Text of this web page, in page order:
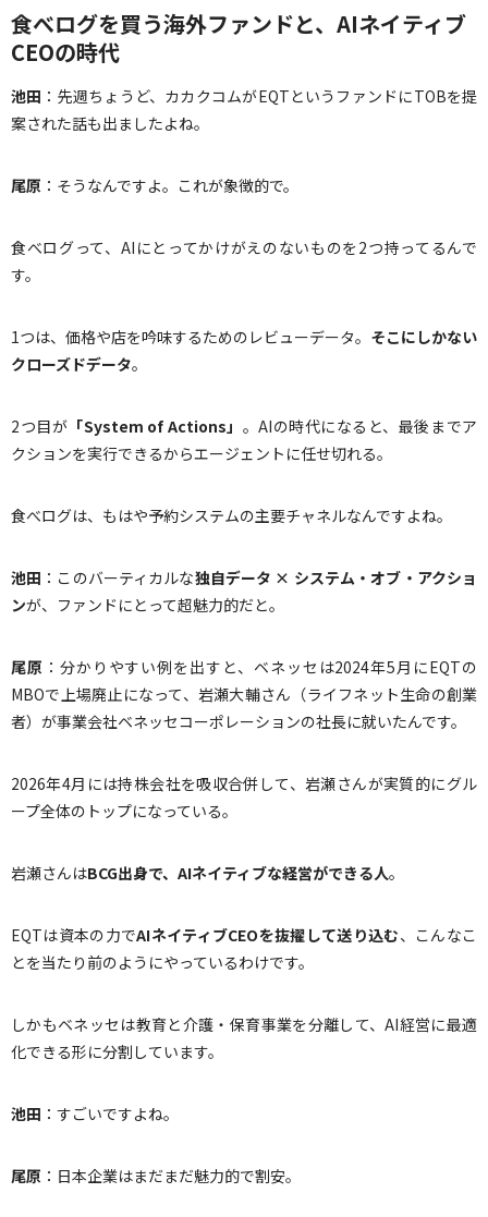
食べログを買う海外ファンドと、AIネイティブ
CEOの時代
池田 ：先週ちょうど、カカクコムがEQTというファンドにTOBを提
案された話も出ましたよね。
尾原 ：そうなんですよ。これが象徴的で。
食べログって、AIにとってかけがえのないものを2つ持ってるんで
す。
1つは、価格や店を吟味するためのレビューデータ。 そこにしかない
クローズドデータ。
2つ目が 「System of Actions」 。AIの時代になると、最後までア
クションを実行できるからエージェントに任せ切れる。
食べログは、もはや予約システムの主要チャネルなんですよね。
池田 ：このバーティカルな独自データ × システム・オブ・アクショ
ンが、ファンドにとって超魅力的だと。
尾原 ：分かりやすい例を出すと、ベネッセは2024年5月にEQTの
MBOで上場廃止になって、岩瀬大輔さん（ライフネット生命の創業
者）が事業会社ベネッセコーポレーションの社長に就いたんです。
2026年4月には持株会社を吸収合併して、岩瀬さんが実質的にグル
ープ全体のトップになっている。
岩瀬さんはBCG出身で、 AIネイティブな経営ができる人。
EQTは資本の力でAIネイティブCEOを抜擢して送り込む、こんなこ
とを当たり前のようにやっているわけです。
しかもベネッセは教育と介護・保育事業を分離して、AI経営に最適
化できる形に分割しています。
池田 ：すごいですよね。
尾原 ：日本企業はまだまだ魅力的で割安。